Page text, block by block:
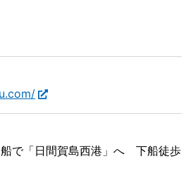
で「日間賀島西港」へ 下船徒歩